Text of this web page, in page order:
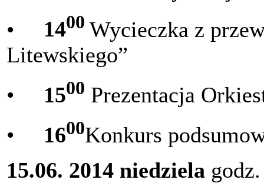
• 1400 Wycieczka z
Litewskiego”
• 1500 Prezentacja
• 1600Konkurs
15.06. 2014 niedziela